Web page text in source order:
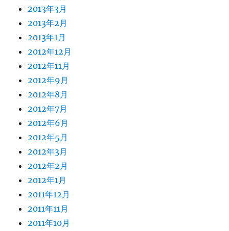
2013年3月
2013年2月
2013年1月
2012年12月
2012年11月
2012年9月
2012年8月
2012年7月
2012年6月
2012年5月
2012年3月
2012年2月
2012年1月
2011年12月
2011年11月
2011年10月